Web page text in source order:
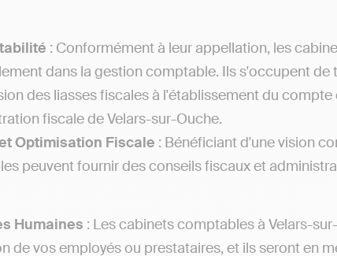
: Conformément à leur appellation, les
dans la gestion comptable. Ils s'occupent
des liasses fiscales à l'établissement du
fiscale de Velars-sur-Ouche.
Optimisation Fiscale : Bénéficiant d'une vision
peuvent fournir des conseils fiscaux et
Humaines : Les cabinets comptables à Velars-
de vos employés ou prestataires, et ils seront en